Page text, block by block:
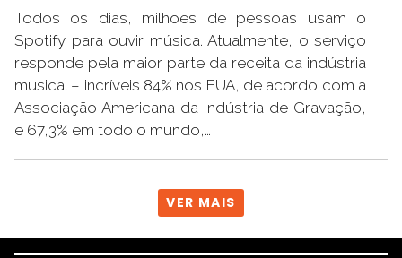
Todos os dias, milhões de pessoas usam o
Spotify para ouvir música. Atualmente, o serviço
responde pela maior parte da receita da indústria
musical – incríveis 84% nos EUA, de acordo com a
Associação Americana da Indústria de Gravação,
e 67,3% em todo o mundo,…
VER MAIS